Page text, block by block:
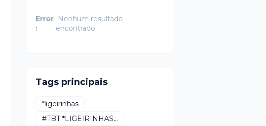
Error
:
Nenhum resultado
encontrado
Tags principais
*ligeirinhas
#TBT *LIGEIRINHAS...